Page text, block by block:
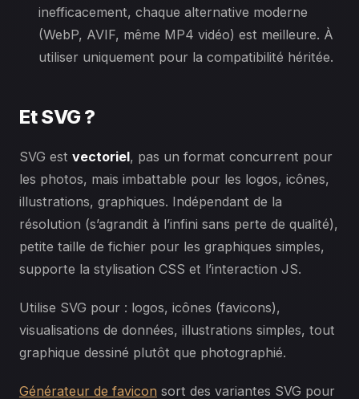
inefficacement, chaque alternative moderne
(WebP, AVIF, même MP4 vidéo) est meilleure. À
utiliser uniquement pour la compatibilité héritée.
Et SVG ?
SVG est vectoriel, pas un format concurrent pour
les photos, mais imbattable pour les logos, icônes,
illustrations, graphiques. Indépendant de la
résolution (s’agrandit à l’infini sans perte de qualité),
petite taille de fichier pour les graphiques simples,
supporte la stylisation CSS et l’interaction JS.
Utilise SVG pour : logos, icônes (favicons),
visualisations de données, illustrations simples, tout
graphique dessiné plutôt que photographié.
Générateur de favicon sort des variantes SVG pour